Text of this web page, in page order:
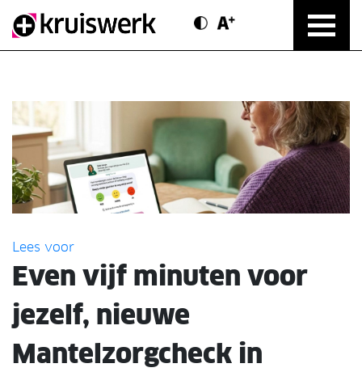
Direct door naar content
Contrast modus
Text vergroten
Lees voor
Even vijf minuten voor
jezelf, nieuwe
Mantelzorgcheck in